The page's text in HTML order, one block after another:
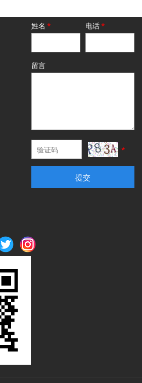
姓名 * 电话*
留言
*
提交